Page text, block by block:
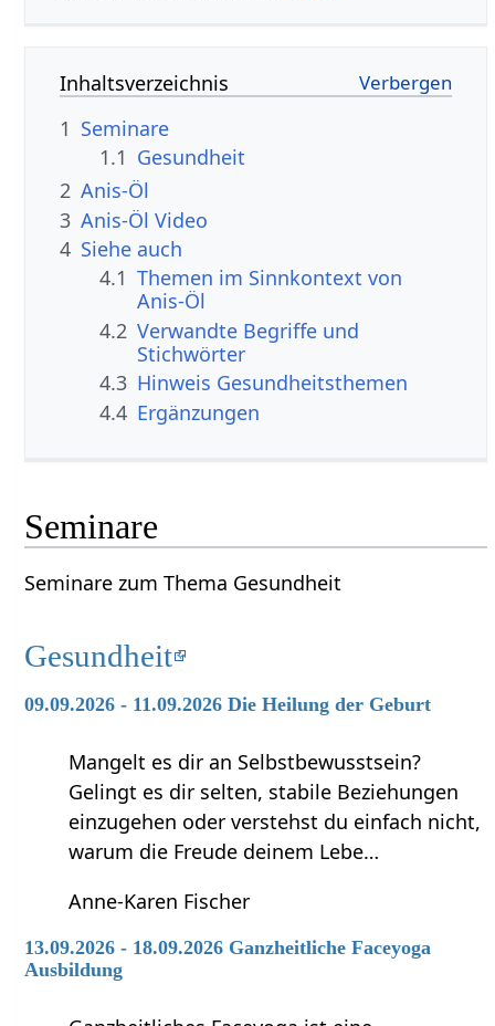
Inhaltsverzeichnis
1 Seminare
1.1 Gesundheit
2 Anis-Öl
3 Anis-Öl Video
4 Siehe auch
4.1 Themen im Sinnkontext von
Anis-Öl
4.2 Verwandte Begriffe und
Stichwörter
4.3 Hinweis Gesundheitsthemen
4.4 Ergänzungen
Seminare
Seminare zum Thema Gesundheit
Gesundheit
09.09.2026 - 11.09.2026 Die Heilung der Geburt
Mangelt es dir an Selbstbewusstsein?
Gelingt es dir selten, stabile Beziehungen
einzugehen oder verstehst du einfach nicht,
warum die Freude deinem Lebe…
Anne-Karen Fischer
13.09.2026 - 18.09.2026 Ganzheitliche Faceyoga
Ausbildung